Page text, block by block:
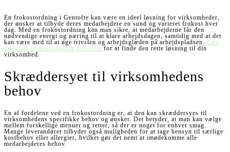
En frokostordning i Gentofte kan være en ideel løsning for virksomheder,
der ønsker at tilbyde deres medarbejdere en sund og varieret frokost hver
dag. Med en frokostordning kan man sikre, at medarbejderne får den
nødvendige energi og næring til at klare arbejdsdagen, samtidig med at det
kan være med til at øge trivslen og arbejdsglæden på arbejdspladsen.
Læs
mere om frokostordning Gentofte for at finde den rette løsning til din
virksomhed.
Skræddersyet til virksomhedens
behov
En af fordelene ved en frokostordning er, at den kan skræddersyes til
virksomhedens specifikke behov og ønsker. Det betyder, at man kan vælge
mellem forskellige menuer og retter, så der er noget for enhver smag.
Mange leverandører tilbyder også muligheden for at tage hensyn til særlige
kostbehov eller allergier, hvilket gør det nemt at imødekomme alle
medarbejderes behov.